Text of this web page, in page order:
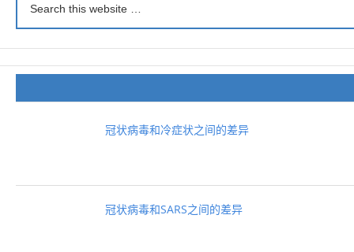
冠状病毒和冷症状之间的差异
冠状病毒和SARS之间的差异